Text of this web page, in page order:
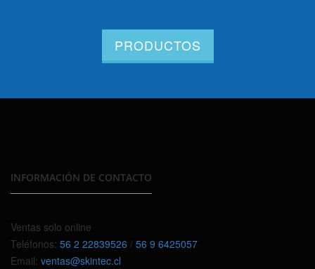
PRODUCTOS
INFORMACIÓN DE CONTACTO
Ventas solo online
Teléfonos: 56 2 22839526 / 56 9 6425057
Email: ventas@skintec.cl